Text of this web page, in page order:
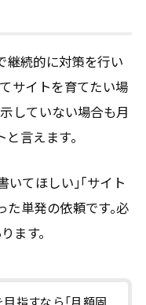
継続的に対策を行い
サイトを育てたい場
していない場合も月
言えます。
いてほしい」「サイト
単発の依頼です。必
ます。
指すなら「月額固